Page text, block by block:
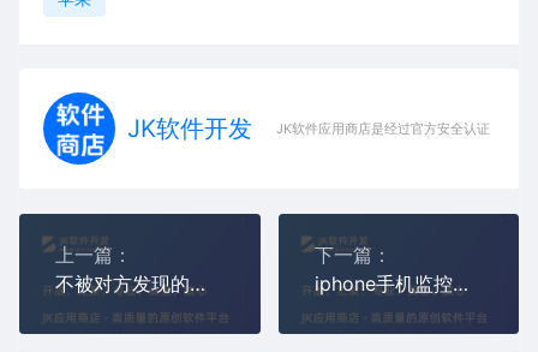
JK软件开发 JK软件应用商店是经过官方安全认证，保障
上一篇：
不被对方发现的手机远程监控软件,不需要对方同意授权远程控制手机APP
下一篇：
iphone手机监控器_iphone手机远程监控APP同屏软件